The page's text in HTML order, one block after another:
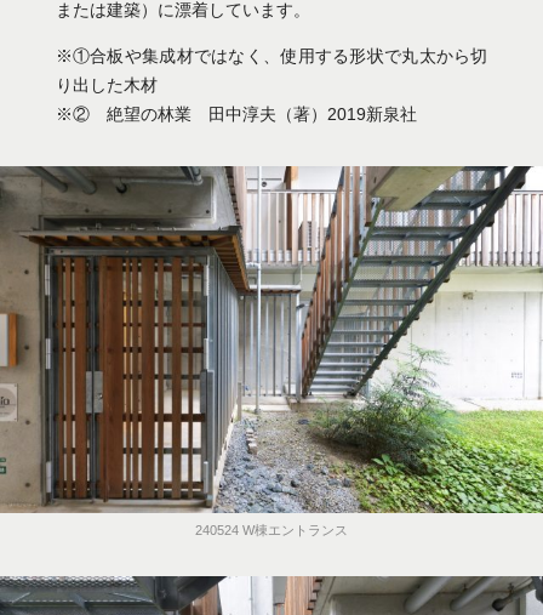
E201-2020-12-23＠1800
W203-2020-12-29 ＠1800
E204-2020-12-23＠1800
E301-2020-12-25 09.53.28＠1800
E302-2020-12-25＠1800
E401-2020-12-25 ＠1800
E402-2020-12-25 10.52.28＠1800
W201-2020-12-23＠1800
W205-2020-12-28 ＠1800
W301-2020-12-28 ＠1800
W304-2020-12-28 ＠1800
W402-2020-12-29＠1800
W504-2024-02-07＠1800
または建築）に漂着しています。
※①合板や集成材ではなく、使用する形状で丸太から切
り出した木材
※② 絶望の林業 田中淳夫（著）2019新泉社
240524 W棟エントランス